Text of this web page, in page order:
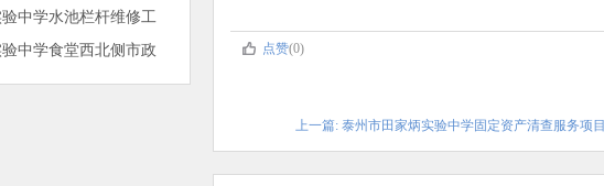
中学水池栏杆维修工
中学食堂西北侧市政
点赞(0)
上一篇: 泰州市田家炳实验中学固定资产清查服务项目